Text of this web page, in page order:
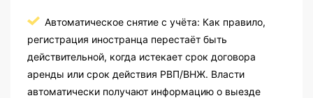
Автоматическое снятие с учёта: Как правило,
регистрация иностранца перестаёт быть
действительной, когда истекает срок договора
аренды или срок действия РВП/ВНЖ. Власти
автоматически получают информацию о выезде